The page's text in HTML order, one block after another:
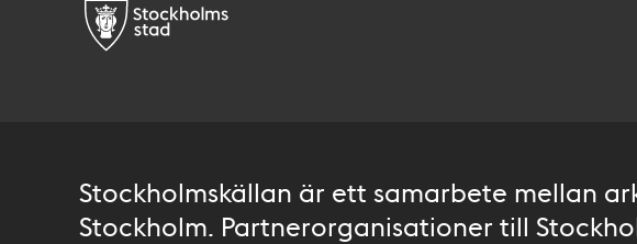
Stockholmskällan är ett samarbete mellan
Stockholm. Partnerorganisationer till